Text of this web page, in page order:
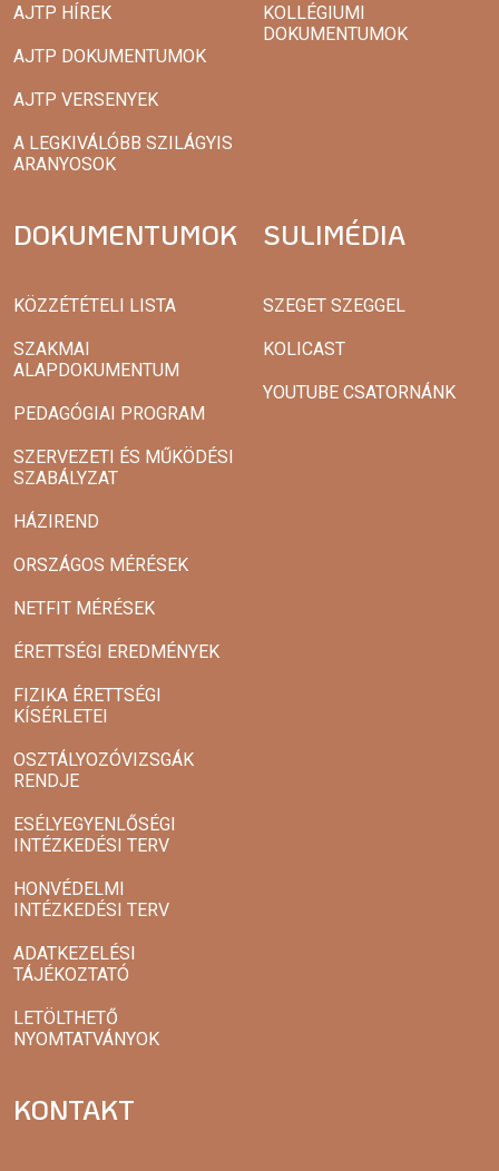
AJTP HÍREK
AJTP DOKUMENTUMOK
AJTP VERSENYEK
A LEGKIVÁLÓBB SZILÁGYIS
ARANYOSOK
KOLLÉGIUMI
DOKUMENTUMOK
DOKUMENTUMOK
KÖZZÉTÉTELI LISTA
SZAKMAI
ALAPDOKUMENTUM
PEDAGÓGIAI PROGRAM
SZERVEZETI ÉS MŰKÖDÉSI
SZABÁLYZAT
HÁZIREND
ORSZÁGOS MÉRÉSEK
NETFIT MÉRÉSEK
ÉRETTSÉGI EREDMÉNYEK
FIZIKA ÉRETTSÉGI
KÍSÉRLETEI
OSZTÁLYOZÓVIZSGÁK
RENDJE
ESÉLYEGYENLŐSÉGI
INTÉZKEDÉSI TERV
HONVÉDELMI
INTÉZKEDÉSI TERV
ADATKEZELÉSI
TÁJÉKOZTATÓ
LETÖLTHETŐ
NYOMTATVÁNYOK
SULIMÉDIA
SZEGET SZEGGEL
KOLICAST
YOUTUBE CSATORNÁNK
KONTAKT